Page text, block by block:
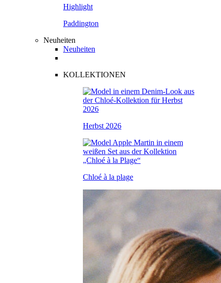
Highlight
Paddington
Neuheiten
Neuheiten
KOLLEKTIONEN
Herbst 2026
Chloé à la plage